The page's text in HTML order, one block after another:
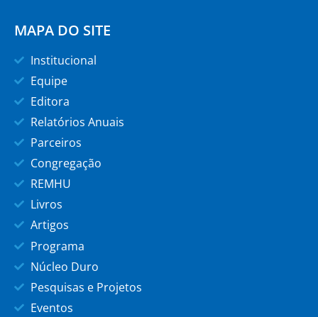
MAPA DO SITE
Institucional
Equipe
Editora
Relatórios Anuais
Parceiros
Congregação
REMHU
Livros
Artigos
Programa
Núcleo Duro
Pesquisas e Projetos
Eventos